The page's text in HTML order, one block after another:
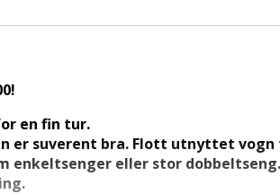
en fin tur.
er suverent bra. Flott utnyttet
enkeltsenger eller stor